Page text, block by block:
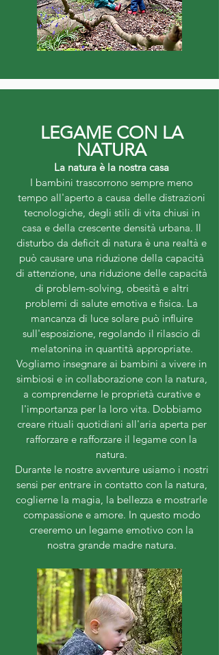
LEGAME CON LA
NATURA
La natura è la nostra casa
I bambini trascorrono sempre meno
tempo all'aperto a causa delle distrazioni
tecnologiche, degli stili di vita chiusi in
casa e della crescente densità urbana. Il
disturbo da deficit di natura è una realtà e
può causare una riduzione della capacità
di attenzione, una riduzione delle capacità
di problem-solving, obesità e altri
problemi di salute emotiva e fisica. La
mancanza di luce solare può influire
sull'esposizione, regolando il rilascio di
melatonina in quantità appropriate.
Vogliamo insegnare ai bambini a vivere in
simbiosi e in collaborazione con la natura,
a comprenderne le proprietà curative e
l'importanza per la loro vita. Dobbiamo
creare rituali quotidiani all'aria aperta per
rafforzare e rafforzare il legame con la
natura.
Durante le nostre avventure usiamo i nostri
sensi per entrare in contatto con la natura,
coglierne la magia, la bellezza e mostrarle
compassione e amore. In questo modo
creeremo un legame emotivo con la
nostra grande madre natura.